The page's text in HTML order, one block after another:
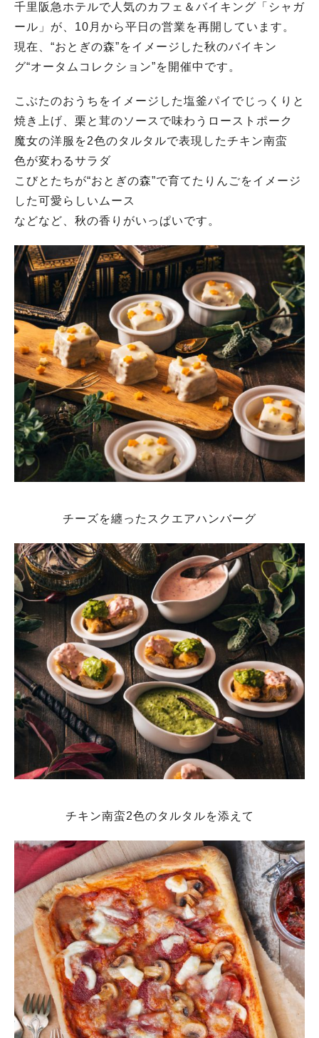
千里阪急ホテルで人気のカフェ＆バイキング「シャガ
ール」が、10月から平日の営業を再開しています。
現在、“おとぎの森”をイメージした秋のバイキン
グ“オータムコレクション”を開催中です。
こぶたのおうちをイメージした塩釜パイでじっくりと
焼き上げ、栗と茸のソースで味わうローストポーク
魔女の洋服を2色のタルタルで表現したチキン南蛮
色が変わるサラダ
こびとたちが“おとぎの森”で育てたりんごをイメージ
した可愛らしいムース
などなど、秋の香りがいっぱいです。
チーズを纏ったスクエアハンバーグ
チキン南蛮2色のタルタルを添えて